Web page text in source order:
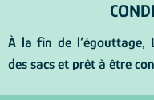
À la fin de l’égouttage,
des sacs et prêt à être